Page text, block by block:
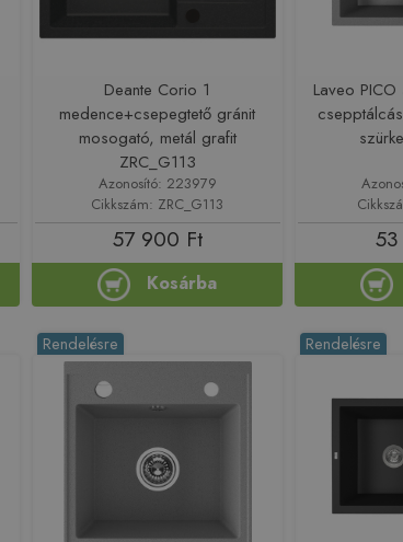
Deante Corio 1
medence+csepegtető gránit
mosogató, metál grafit
ZRC_G113
Azonosító: 223979
Cikkszám: ZRC_G113
57 900 Ft
Kosárba
Laveo
Rendelésre Rendelésre